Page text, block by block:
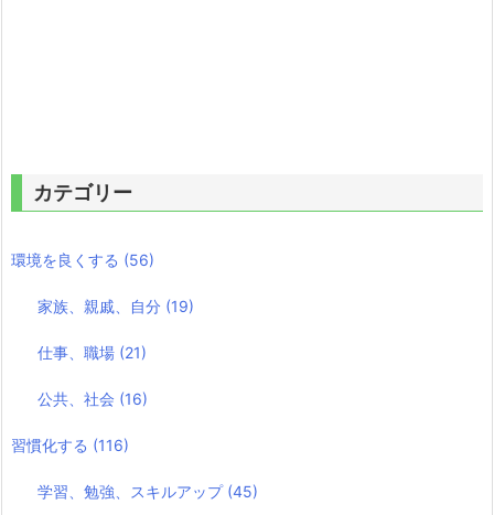
カテゴリー
環境を良くする (56)
家族、親戚、自分 (19)
仕事、職場 (21)
公共、社会 (16)
習慣化する (116)
学習、勉強、スキルアップ (45)